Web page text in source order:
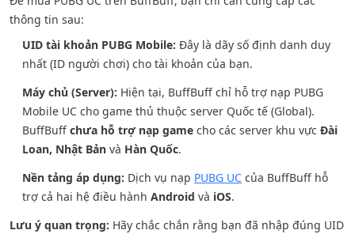
thông tin sau:
UID tài khoản PUBG Mobile: Đây là dãy số định danh duy
nhất (ID người chơi) cho tài khoản của bạn.
Máy chủ (Server): Hiện tại, BuffBuff chỉ hỗ trợ nạp PUBG
Mobile UC cho game thủ thuộc server Quốc tế (Global).
BuffBuff chưa hỗ trợ nạp game cho các server khu vực Đài
Loan, Nhật Bản và Hàn Quốc.
Nền tảng áp dụng: Dịch vụ nạp PUBG UC của BuffBuff hỗ
trợ cả hai hệ điều hành Android và iOS.
Lưu ý quan trọng: Hãy chắc chắn rằng bạn đã nhập đúng UID